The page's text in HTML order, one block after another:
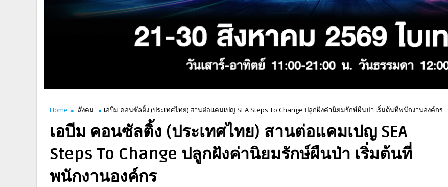
Home สังคม เอบีม คอนซัลติ้ง (ประเทศไทย) สานต่อแคมเปญ SEA Steps To Change ปลูกฝังค่านิยมรักษ์ผืนป่า เริ่มต้นที่พนักงานองค์กร
เอบีม คอนซัลติ้ง (ประเทศไทย) สานต่อแคมเปญ SEA
Steps To Change ปลูกฝังค่านิยมรักษ์ผืนป่า เริ่มต้นที่
พนักงานองค์กร